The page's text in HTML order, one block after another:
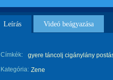
Leírás Videó beágyazása
Címkék:
gyere táncolj cigánylány
Kategória: Zene